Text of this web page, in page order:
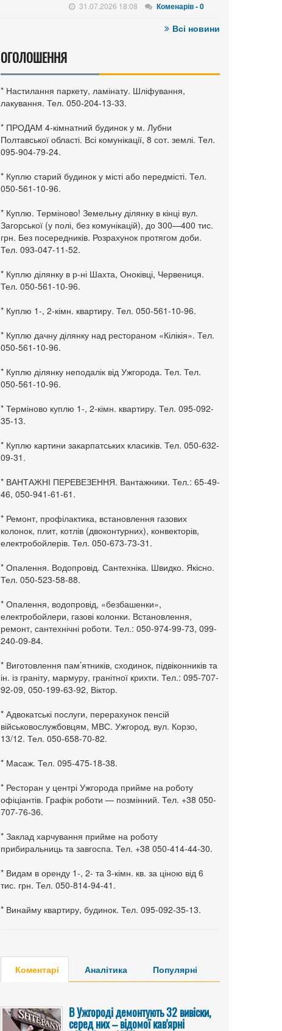
31.07.2026 18:08 Коменарів - 0
Всі новини
ОГОЛОШЕННЯ
* Настилання паркету, ламінату. Шліфування,
лакування. Тел. 050-204-13-33.
* ПРОДАМ 4-кімнатний будинок у м. Лубни
Полтавської області. Всі комунікації, 8 сот. землі. Тел.
095-904-79-24.
* Куплю старий будинок у місті або передмісті. Тел.
050-561-10-96.
* Куплю. Терміново! Земельну ділянку в кінці вул.
Загорської (у полі, без комунікацій), до 300—400 тис.
грн. Без посередників. Розрахунок протягом доби.
Тел. 093-047-11-52.
* Куплю ділянку в р-ні Шахта, Оноківці, Червениця.
Тел. 050-561-10-96.
* Куплю 1-, 2-кімн. квартиру. Тел. 050-561-10-96.
* Куплю дачну ділянку над рестораном «Кілікія». Тел.
050-561-10-96.
* Куплю ділянку неподалік від Ужгорода. Тел. Тел.
050-561-10-96.
* Терміново куплю 1-, 2-кімн. квартиру. Тел. 095-092-
35-13.
* Куплю картини закарпатських класиків. Тел. 050-632-
09-31.
* ВАНТАЖНІ ПЕРЕВЕЗЕННЯ. Вантажники. Тел.: 65-49-
46, 050-941-61-61.
* Ремонт, профілактика, встановлення газових
колонок, плит, котлів (двоконтурних), конвекторів,
електробойлерів. Тел. 050-673-73-31.
* Опалення. Водопровід. Сантехніка. Швидко. Якісно.
Тел. 050-523-58-88.
* Опалення, водопровід, «безбашенки»,
електробойлери, газові колонки. Встановлення,
ремонт, сантехнічні роботи. Тел.: 050-974-99-73, 099-
240-09-84.
* Виготовлення пам’ятників, сходинок, підвіконників та
ін. із граніту, мармуру, гранітної крихти. Тел.: 095-707-
92-09, 050-199-63-92, Віктор.
* Адвокатські послуги, перерахунок пенсій
військовослужбовцям, МВС. Ужгород, вул. Корзо,
13/12. Тел. 050-658-70-82.
* Масаж. Тел. 095-475-18-38.
* Ресторан у центрі Ужгорода прийме на роботу
офіціантів. Графік роботи — позмінний. Тел. +38 050-
707-76-36.
* Заклад харчування прийме на роботу
прибиральниць та завгоспа. Тел. +38 050-414-44-30.
* Видам в оренду 1-, 2- та 3-кімн. кв. за ціною від 6
тис. грн. Тел. 050-814-94-41.
* Винайму квартиру, будинок. Тел. 095-092-35-13.
Коментарі Аналітика Популярні
В Ужгороді демонтують 32 вивіски,
серед них – відомої кав'ярні